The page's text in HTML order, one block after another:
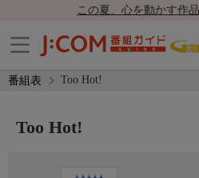
この夏、心を動かす作
番組表 Too Hot!
Too Hot!